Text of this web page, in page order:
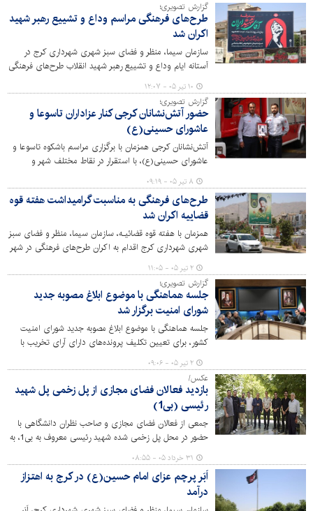
گزارش تصویری؛
طرح‌های فرهنگی مراسم وداع و تشییع رهبر شهید
اکران شد
سازمان سیما، منظر و فضای سبز شهری شهرداری کرج در
آستانه ایام وداع و تشییع رهبر شهید انقلاب طرح‌های فرهنگی
متناسب را در شهر کرج اکران کرد.
۱۰ تیر ۰۵ - ۱۲:۰۷
گزارش تصویری؛
حضور آتش‌نشانان کرجی کنار عزاداران تاسوعا و
عاشورای حسینی(ع)
آتش‌نشانان کرجی همزمان با برگزاری مراسم باشکوه تاسوعا و
عاشورای حسینی(ع)، با استقرار در نقاط مختلف شهر و
آمادگی کامل عملیاتی، ایمنی عزاداران را تامین کردند.
۸ تیر ۰۵ - ۰۹:۱۹
طرح‌های فرهنگی به مناسبت گرامیداشت هفته قوه
قضاییه اکران شد
همزمان با هفته قوه قضائیـه، سازمان سیما، منظر و فضای سبز
شهری شهرداری کرج اقدام به اکران طرح‌های فرهنگی در شهر
کرج کرده است.
۲ تیر ۰۵ - ۱۱:۰۵
گزارش تصویری؛
جلسه هماهنگی با موضوع ابلاغ مصوبه جدید
شورای امنیت برگزار شد
جلسه هماهنگی با موضوع ابلاغ مصوبه جدید شورای امنیت
کشور، برای تعیین تکلیف پرونده‌های دارای آرای تخریب با
حضور قائم‌مقام شهردار، معاون مالی و اقتصادی، شهرسازی و
معماری، مدیران مناطق و حوزه‌های مرتبط برگزار شد.
۲ تیر ۰۵ - ۰۹:۰۶
عکس/
بازدید فعالان فضای مجازی از پل زخمی پل شهید
رئیسی (بی1)
جمعی از فعالان فضای مجازی و صاحب نظران دانشگاهی با
حضور در محل پل زخمی شده شهید رئیسی معروف به بی1، به
عنوان یکی از جنایات جنگی حمله اخیر محور آمریکایی -
صهیونی به کشورمان، قامتِ خمیده اما استوار این شاهکار
مهندسی ایران را به تماشا نشستند.
۳۱ خرداد ۰۵ - ۰۸:۵۵
اَبَر پرچم عزای امام حسین(ع) در کرج به اهتزاز
درآمد